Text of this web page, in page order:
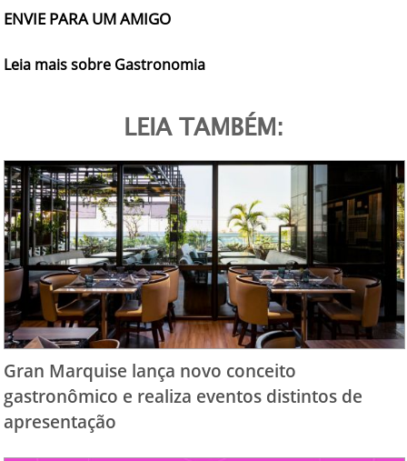
ENVIE PARA UM AMIGO
Leia mais sobre Gastronomia
LEIA TAMBÉM:
Gran Marquise lança novo conceito
gastronômico e realiza eventos distintos de
apresentação